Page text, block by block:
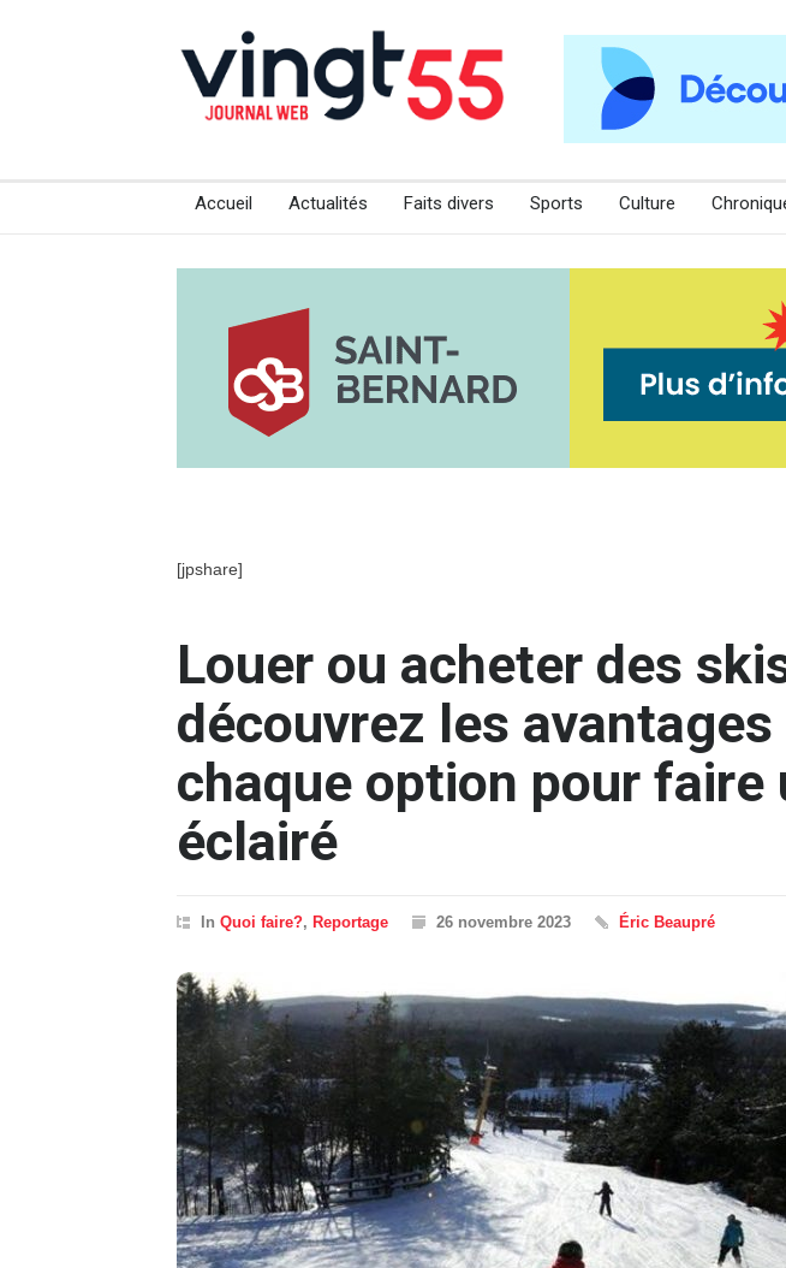
Accueil Actualités Faits divers Sports Culture
[jpshare]
Louer ou acheter des
découvrez les avantages
chaque option pour faire
éclairé
In Quoi faire?, Reportage 26 novembre 2023 Éric Beaupré